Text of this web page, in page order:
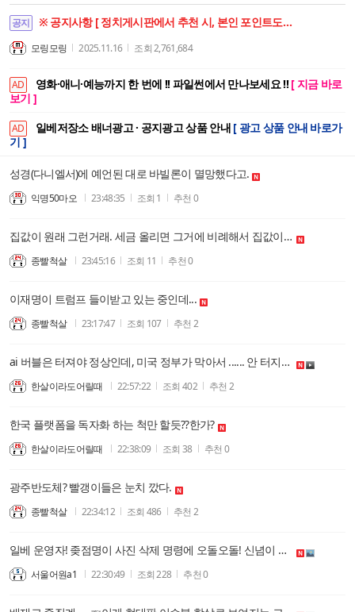
공지 ※ 공지사항 [ 정치게시판에서 추천 시, 본인 포인트도 함께 상승합니다. ]
모링모링 2025.11.16 조회2,761,684
AD 영화·애니·예능까지 한 번에 !! 파일썬에서 만나보세요 !! [ 지금 바로
보기 ]
AD 일베저장소 배너광고 · 공지광고 상품 안내 [ 광고 상품 안내 바로가
기 ]
성경(다니엘서)에 예언된 대로 바빌론이 멸망했다고.
익명50마오 23:48:35 조회 1 추천 0
집값이 원래 그런거래. 세금 올리면 그거에 비례해서 집값이 올라가는데....
종빨척살 23:45:16 조회 11 추천0
이재명이 트럼프 들이받고 있는 중인데...
종빨척살 23:17:47 조회 107 추천 2
ai 버블은 터져야 정상인데, 미국 정부가 막아서 ...... 안 터지고 있다.
한살이라도어릴때 22:57:22 조회 402 추천 2
한국 플랫폼을 독자화 하는 척만 할듯??한가?
한살이라도어릴때 22:38:09 조회 38 추천 0
광주반도체? 빨갱이들은 눈치 깠다.
종빨척살 22:34:12 조회 486 추천 2
일베 운영자! 좆점명이 사진 삭제 명령에 오돌오돌! 신념이 없는 빙신들은 평생을 아첨과 아부로 세상과 정권에 굴복하며 비굴하게 살아간다. 지조없는 것들! 복원된 사진 올려줄게!
서울어원a1 22:30:49 조회228 추천0